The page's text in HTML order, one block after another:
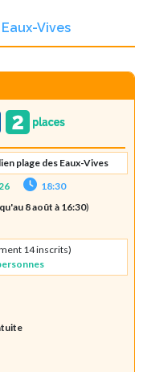
Vives
plage des Eaux-Vives
18:30
8 août à 16:30)
14 inscrits)